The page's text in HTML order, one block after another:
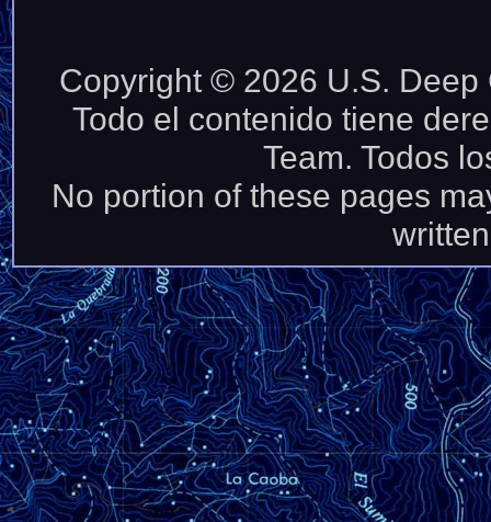
Copyright © 2026 U.S. Deep
Todo el contenido tiene
Team. Todos
No portion of these pages